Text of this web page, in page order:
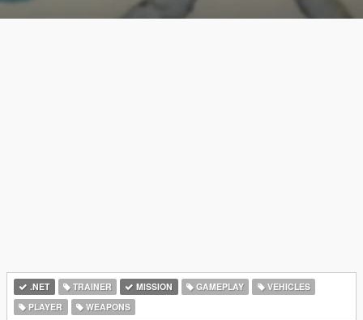
.NET TRAINER MISSION GAMEPLAY
VEHICLES
PLAYER
WEAPONS